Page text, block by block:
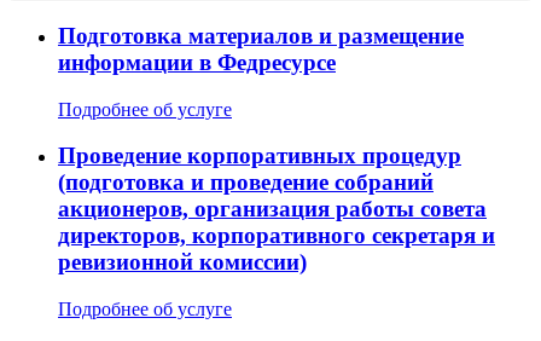
Подготовка материалов и размещение
информации в Федресурсе
Подробнее об услуге
Проведение корпоративных процедур
(подготовка и проведение собраний
акционеров, организация работы совета
директоров, корпоративного секретаря и
ревизионной комиссии)
Подробнее об услуге